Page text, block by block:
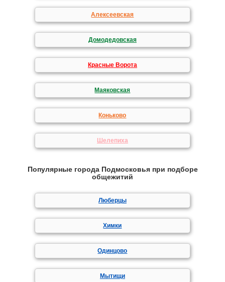
Алексеевская
Домодедовская
Красные Ворота
Маяковская
Коньково
Шелепиха
Популярные города Подмосковья при подборе
общежитий
Люберцы
Химки
Одинцово
Мытищи